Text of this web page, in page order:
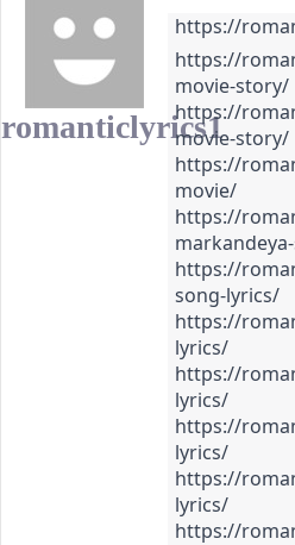
romanticlyrics1
https://
https://
movie-story/
https://
movie-story/
https://
movie/
https://
https://
song-lyrics/
https://
lyrics/
https://
lyrics/
https://
lyrics/
https://
lyrics/
https://